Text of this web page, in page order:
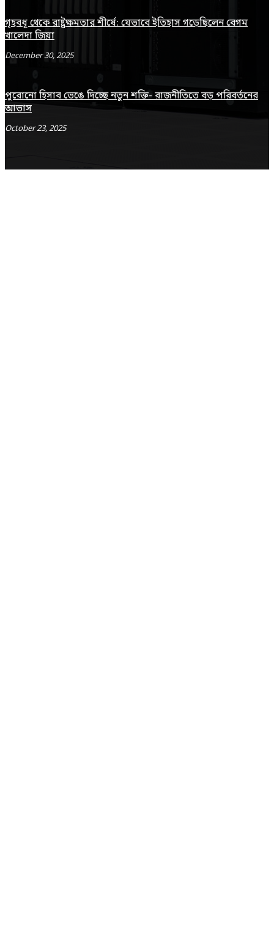
গৃহবধূ থেকে রাষ্ট্রক্ষমতার শীর্ষে: যেভাবে ইতিহাস গড়েছিলেন বেগম
খালেদা জিয়া
December 30, 2025
পুরোনো হিসাব ভেঙে দিচ্ছে নতুন শক্তি- রাজনীতিতে বড় পরিবর্তনের
আভাস
October 23, 2025